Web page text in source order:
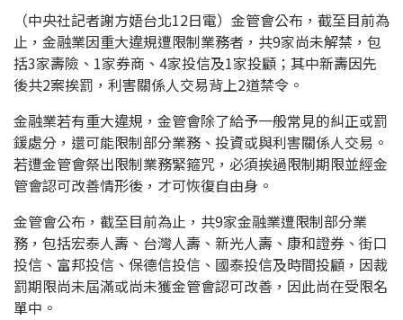
（中央社記者謝方娪台北12日電）金管會公布，截至目前為
止，金融業因重大違規遭限制業務者，共9家尚未解禁，包
括3家壽險、1家券商、4家投信及1家投顧；其中新壽因先
後共2案挨罰，利害關係人交易背上2道禁令。
金融業若有重大違規，金管會除了給予一般常見的糾正或罰
鍰處分，還可能限制部分業務、投資或與利害關係人交易。
若遭金管會祭出限制業務緊箍咒，必須挨過限制期限並經金
管會認可改善情形後，才可恢復自由身。
金管會公布，截至目前為止，共9家金融業遭限制部分業
務，包括宏泰人壽、台灣人壽、新光人壽、康和證券、街口
投信、富邦投信、保德信投信、國泰投信及時間投顧，因裁
罰期限尚未屆滿或尚未獲金管會認可改善，因此尚在受限名
單中。